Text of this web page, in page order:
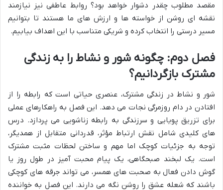
مقصد مطلوب چقدر دشوار خواهد بود؟ روابط عاطفی نیز نیازمند
نقشه ای روشن از خواسته ها و ارزش های ما هستند تا بتوانیم
مسیر درستی را انتخاب کرده و شریکی متناسب با این اهداف بیابیم.
فصل دوم: چگونه شور و نشاط را به زندگی
مشترک بازگردانیم؟
شور و نشاط در زندگی مشترک، عنصری حیاتی است که رابطه را از
افتادن در دام روزمرگی نجات می دهد. این فصل به راهکارهای عملی
برای تزریق پویایی و سرزندگی به رابطه زناشویی می پردازد. درس
های کلیدی شامل نقش ارتباط مؤثر، قدردانی متقابل از همدیگر،
توجه به جزئیات کوچک اما مهم و ساختن لحظات مثبت مشترک
است. یک لبخند صبحگاهی، یک پیام محبت آمیز در طول روز یا
گوش دادن فعال به صحبت های همسر، می تواند جرقه های کوچکی
باشند که شعله عشق را روشن نگه می دارند. این فصل به خواننده